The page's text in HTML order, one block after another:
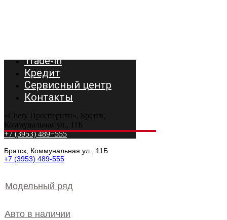
Братск, Коммунальная ул., 11Б
+7 (3953) 489-555
Модельный ряд
Авто в наличии
Trade-In
Кредит
Сервисный центр
Контакты
«Chery Просперити», Братск,
Коммунальная ул., 11Б
+7 (3953) 489−555